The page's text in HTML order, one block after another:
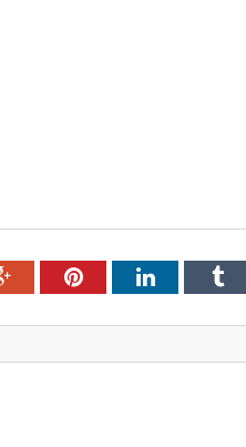
Google+PinterestLinkedIn